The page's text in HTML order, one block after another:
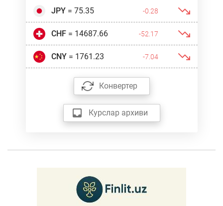
JPY= 75.35 -0.28
CHF= 14687.66 -52.17
CNY= 1761.23 -7.04
Конвертер
Курслар архиви